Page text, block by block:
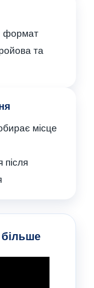
формат
та
місце
після
більше